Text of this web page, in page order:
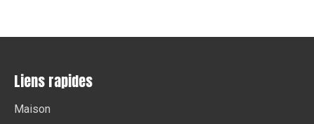
Liens rapides
Maison